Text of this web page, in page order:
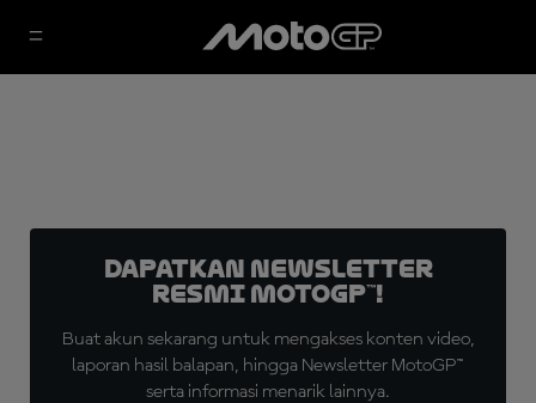
Dapatkan Newsletter
Resmi MotoGP™!
Buat akun sekarang untuk mengakses konten video,
laporan hasil balapan, hingga Newsletter MotoGP™
serta informasi menarik lainnya.